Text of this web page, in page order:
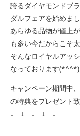
誇るダイヤモンドブ
ダルフェアを始めまし
あらゆる品物が値上
も多い今だからこそ
そんなロイヤルアッ
なっております(*^^*)
キャンペーン期間中
の特典をプレゼント
↓ ↓ ↓ ↓ ↓